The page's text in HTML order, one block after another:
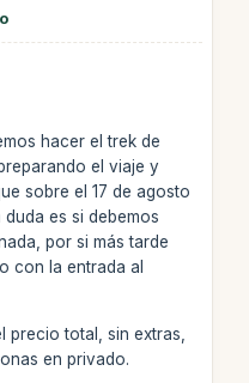
hacer el trek de
el viaje y
sobre el 17 de agosto
es si debemos
por si más tarde
con la entrada al
total, sin extras,
en privado.